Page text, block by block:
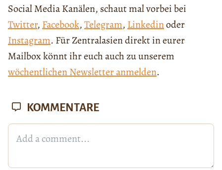
Social Media Kanälen, schaut mal vorbei bei
Twitter, Facebook,Telegram, Linkedinoder
Instagram. Für Zentralasien direkt in eurer
Mailbox könnt ihr euch auch zu unserem
wöchentlichen Newsletter anmelden.
KOMMENTARE